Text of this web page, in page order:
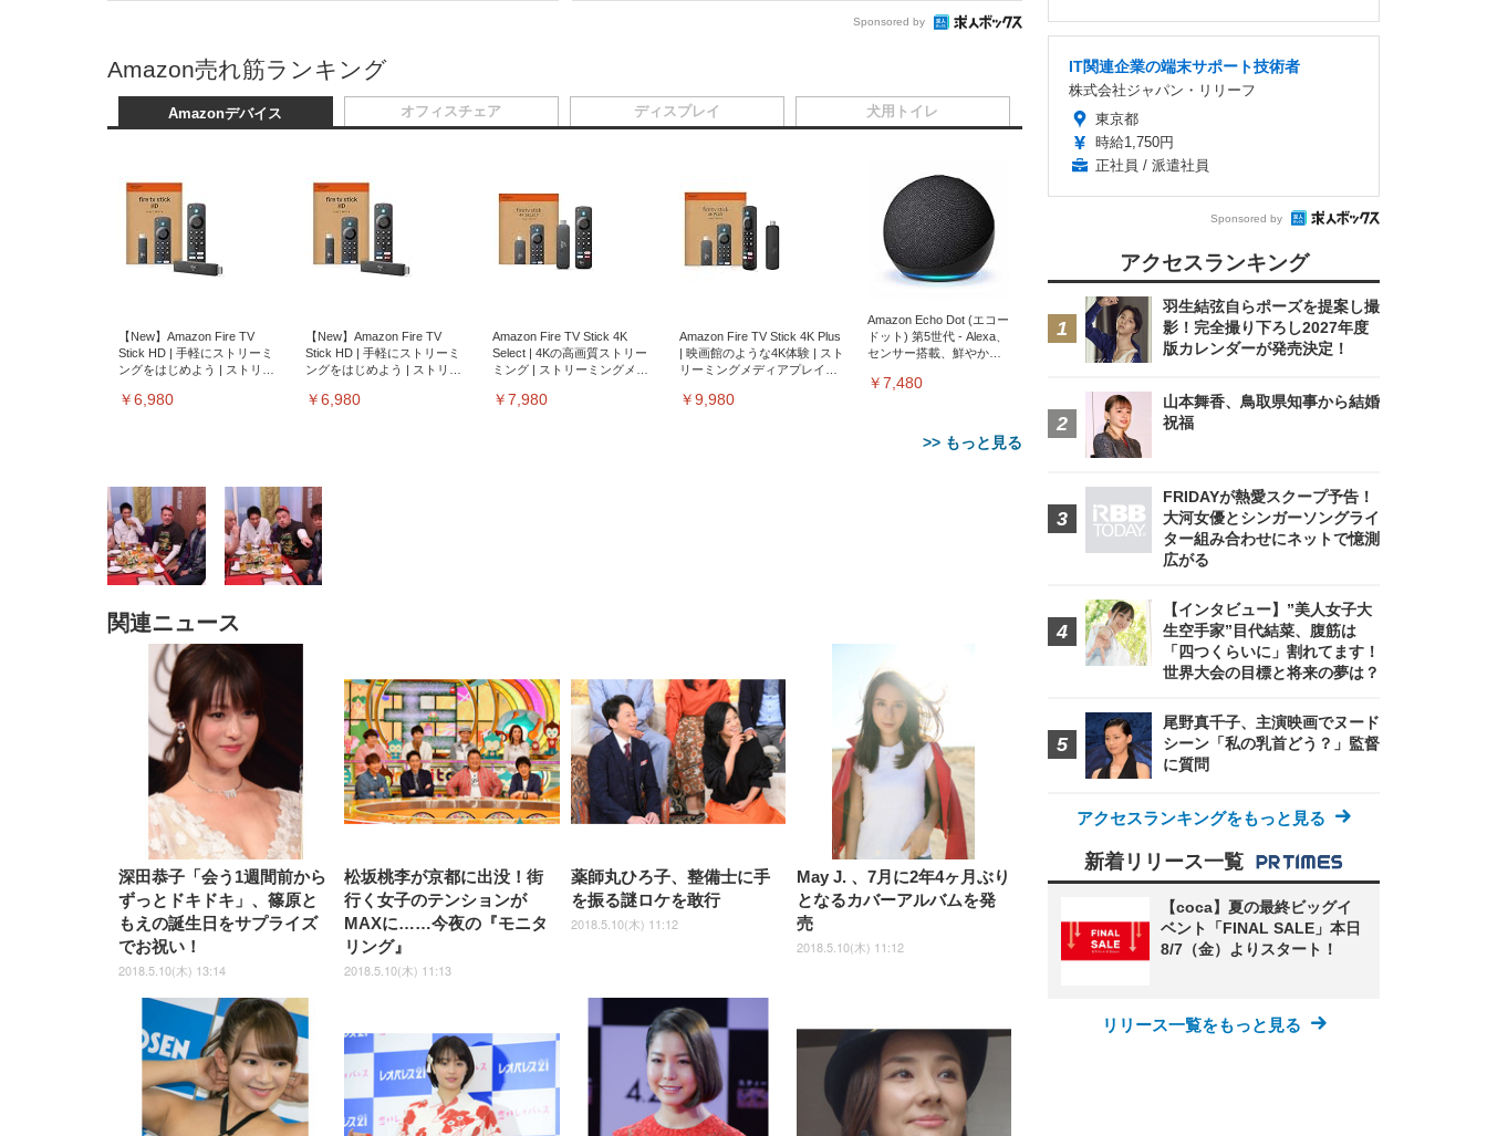
Sponsored by
Amazon売れ筋ランキング
Amazonデバイス
【New】Amazon Fire TV
Stick HD | 手軽にストリーミ
ングをはじめよう | ストリー
￥6,980
【New】Amazon Fire TV
Stick HD | 手軽にストリーミ
ングをはじめよう | ストリー
￥6,980
Amazon Fire TV Stick 4K
Select | 4Kの高画質ストリー
ミング | ストリーミングメデ
￥7,980
Amazon Fire TV Stick 4K Plus
| 映画館のような4K体験 | スト
リーミングメディアプレイヤ
￥9,980
Amazon Echo Dot (エコー
ドット) 第5世代 - Alexa、
センサー搭載、鮮やかな
￥7,480
>> もっと見る
オフィスチェア
[EdoErgo] オフィスチェア 椅
子 テレワーク 疲れない 跳ね
上げ式アームレスト コンパク
ト 約105度ロッキング pc 事務
椅子 360度回転 座面昇降 強化
ナイロン樹脂ベース 通気性メ
ッシュ 在宅ワーク H-
WY01(黒網+黒枠+黒足)
￥5,699
／デスクチェア メッシュチェ
ア 人間工学 疲れない ブラッ
￥27,999
チェア 疲れない テレワーク
チェア 強化バックレスト 30
度ロッキング機能 人間工学 椅
子 腰サポート 90度跳ね上げ
式アームレスト 3Dヘッドレス
ト ハンガー付き 高反発クッシ
ョン PCチェア 通気性メッシ
ュ ゲーミング/勉強/事務用 お
しゃれ パソコンチェア (ブラ
ック)
￥7,680
チェア 疲れない テレワーク
チェア 強化バックレスト 30度
ロッキング機能 人間工学 椅子
腰サポート 90度跳ね上げ式ア
ームレスト 3Dヘッドレスト
ハンガー付き 高反発クッショ
ン PCチェア 通気性メッシュ
ゲーミング/勉強/事務用 おし
ゃれ パソコンチェア (ホワイ
ト)
￥7,680
ア デスクチェア 肘なし メ
ッシュ 通気性 ランバーサ
ポート付き 腰サポート ガ
ス圧無段階昇降 360度回
転 キャスター付き コンパ
クト 幅52×奥行58.5×高さ
84～96cm テレワーク 在
宅勤務 ブラック
￥4,139
ディスプレイ
EIZO ビジネス向けプレミア
ムモニター | FlexScan
EV3240X-WT | 31.5型4K
UHD・USB Type-C・ホワイ
￥105,595
EV2740X-WT | 27.0型4K
UHD・USB Type-C・ホワイ
￥109,572
ク付き（CFI-ZDM1J）
￥49,979
ニター フル
HD（1920×1080）VA 非光
沢 HDMI/DisplayPort/VGA
スピーカー内蔵 高さ調整 ス
イベル VESA対応
ComfortView ビジネス向け
￥15,800
【MiniLED/24.5inch/280Hz/FHD】
Gaming Monitor 24” Essential ゲ
ーミングモニター QD 24.5インチ
1ms FHD 量子ドット 残像低減 (3
年保証 | 輝点保証 | 日本メーカー)
￥34,980
犬用トイレ
Amazonベーシック ペットシ
ーツ 薄型 レギュラー 1回使い
捨て 無香料 ホワイト 300枚
￥3,373
ーツ 厚型 ワイド 42枚x2袋(84
枚) ホワイト(吸収面:ライトブ
￥3,234
ツ L 中型犬用 26枚入り 単品
￥1,800
ック) 【Amazon.co.jp限定】
Smart Basic アイリスオーヤマ
ペットシーツ 超厚型 お徳用
ワイド 100枚入 (x 1) (ケース
販売)
￥3,670
シーツ 超厚型 お徳用 レギ
ュラー 200枚入
【Amazon.co.jp限定】
￥3,731
関連ニュース
深田恭子「会う1週間前から
ずっとドキドキ」、篠原と
もえの誕生日をサプライズ
でお祝い！
2018.5.10(木) 13:14
松坂桃李が京都に出没！街
行く女子のテンションが
MAXに……今夜の『モニタ
リング』
2018.5.10(木) 11:13
薬師丸ひろ子、整備士に手
を振る謎ロケを敢行
2018.5.10(木) 11:12
May J. 、7月に2年4ヶ月ぶり
となるカバーアルバムを発
売
2018.5.10(木) 11:12
IT関連企業の端末サポート技術者
株式会社ジャパン・リリーフ
東京都
時給1,750円
正社員 / 派遣社員
Sponsored by
アクセスランキング
羽生結弦自らポーズを提案し撮
影！完全撮り下ろし2027年度
版カレンダーが発売決定！
山本舞香、鳥取県知事から結婚
祝福
FRIDAYが熱愛スクープ予告！
大河女優とシンガーソングライ
ター組み合わせにネットで憶測
広がる
【インタビュー】”美人女子大
生空手家”目代結菜、腹筋は
「四つくらいに」割れてます！
世界大会の目標と将来の夢は？
尾野真千子、主演映画でヌード
シーン「私の乳首どう？」監督
に質問
アクセスランキングをもっと見る
新着リリース一覧
【coca】夏の最終ビッグイ
ベント「FINAL SALE」本日
8/7（金）よりスタート！
リリース一覧をもっと見る